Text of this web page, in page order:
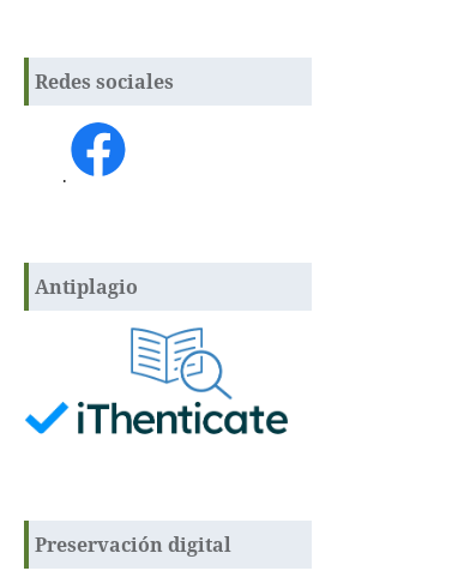
Redes sociales
.
Antiplagio
Preservación digital